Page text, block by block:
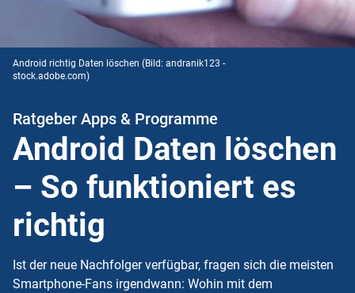
Android richtig Daten löschen (Bild: andranik123 -
stock.adobe.com)
Ratgeber Apps & Programme
Android Daten löschen
– So funktioniert es
richtig
Ist der neue Nachfolger verfügbar, fragen sich die meisten
Smartphone-Fans irgendwann: Wohin mit dem